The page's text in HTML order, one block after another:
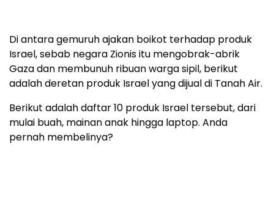
Di antara gemuruh ajakan boikot terhadap produk
Israel, sebab negara Zionis itu mengobrak-abrik
Gaza dan membunuh ribuan warga sipil, berikut
adalah deretan produk Israel yang dijual di Tanah Air.
Berikut adalah daftar 10 produk Israel tersebut, dari
mulai buah, mainan anak hingga laptop. Anda
pernah membelinya?